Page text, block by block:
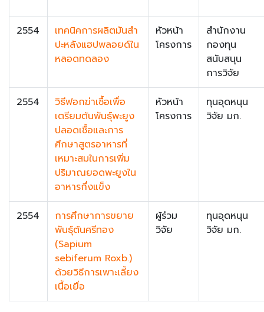
2554
เทคนิคการผลิตมันสำ
ปะหลังแฮปพลอยด์ใน
หลอดทดลอง
หัวหน้า
โครงการ
สำนักงาน
กองทุน
สนับสนุน
การวิจัย
2554
วิธีฟอกฆ่าเชื้อเพื่อ
เตรียมต้นพันธุ์พะยูง
ปลอดเชื้อและการ
ศึกษาสูตรอาหารที่
เหมาะสมในการเพิ่ม
ปริมาณยอดพะยูงใน
อาหารกึ่งแข็ง
หัวหน้า
โครงการ
ทุนอุดหนุน
วิจัย มก.
2554
การศึกษาการขยาย
พันธุ์ต้นศรีทอง
(Sapium
sebiferum Roxb.)
ด้วยวิธีการเพาะเลี้ยง
เนื้อเยื่อ
ผู้ร่วม
วิจัย
ทุนอุดหนุน
วิจัย มก.